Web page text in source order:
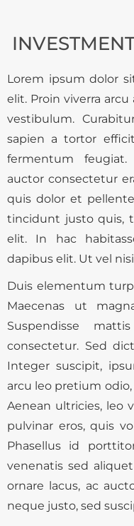
Lorem ipsum dolor
elit. Proin viverra
vestibulum.
sapien a tortor
fermentum feugiat.
auctor consectetur
quis dolor et
tincidunt justo quis,
elit. In hac
dapibus elit. Ut vel
Duis elementum
Maecenas ut
Suspendisse
consectetur. Sed
Integer suscipit,
arcu leo pretium
Aenean ultricies, leo
pulvinar eros, quis
Phasellus id
venenatis sed
ornare lacus, ac
neque justo, sed